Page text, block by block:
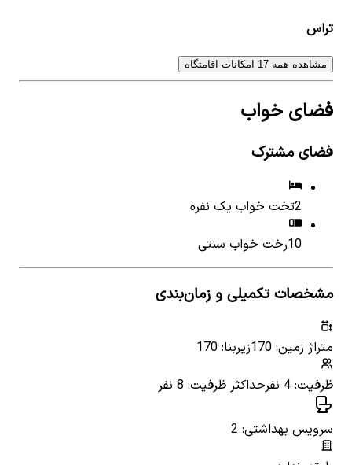
تراس
مشاهده همه 17 امکانات اقامتگاه
فضای خواب
فضای مشترک
2تخت خواب یک نفره
10رخت خواب سنتی
مشخصات تکمیلی و زمان‌بندی
متراژ زمین: 170
زیربنا: 170
ظرفیت: 4 نفر
حداکثر ظرفیت: 8 نفر
سرویس بهداشتی: 2